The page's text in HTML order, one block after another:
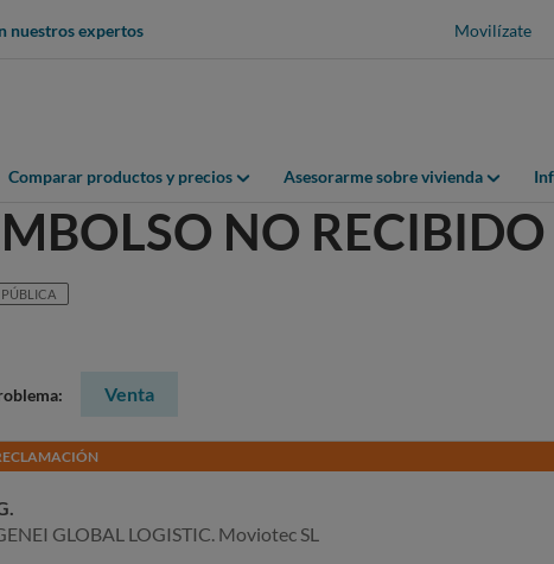
nuestros expertos Movilízate
Comparar productos y precios Asesorarme sobre vivienda
NO RECIBIDO
PÚBLICA
Venta
GLOBAL LOGISTIC. Moviotec SL